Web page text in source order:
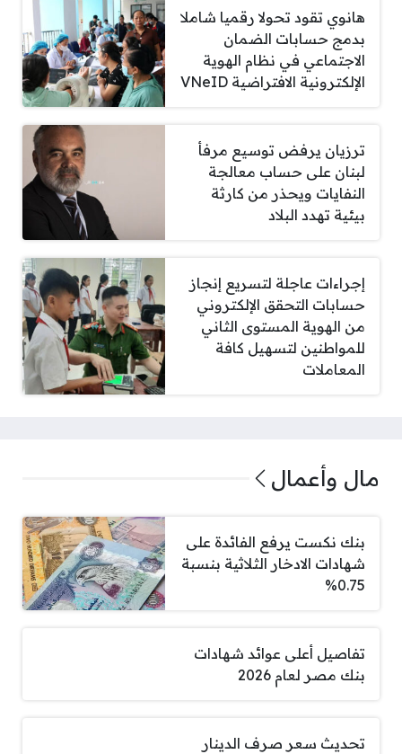
هانوي تقود تحولا رقميا شاملا
بدمج حسابات الضمان
الاجتماعي في نظام الهوية
الإلكترونية الافتراضية VNeID
ترزيان يرفض توسيع مرفأ
لبنان على حساب معالجة
النفايات ويحذر من كارثة
بيئية تهدد البلاد
إجراءات عاجلة لتسريع إنجاز
حسابات التحقق الإلكتروني
من الهوية المستوى الثاني
للمواطنين لتسهيل كافة
المعاملات
مال وأعمال
بنك نكست يرفع الفائدة على
شهادات الادخار الثلاثية بنسبة
0.75%
تفاصيل أعلى عوائد شهادات
بنك مصر لعام 2026
تحديث سعر صرف الدينار